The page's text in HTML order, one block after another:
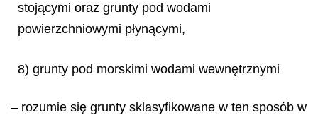
stojącymi oraz grunty pod wodami
powierzchniowymi płynącymi,
8) grunty pod morskimi wodami wewnętrznymi
– rozumie się grunty sklasyfikowane w ten sposób w